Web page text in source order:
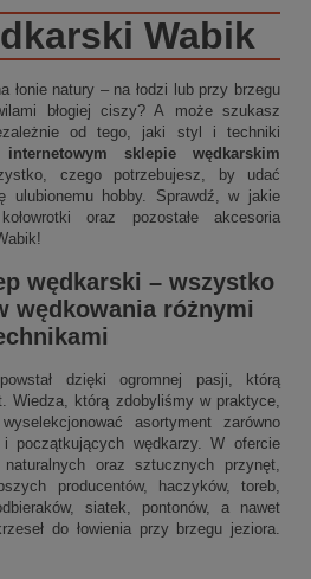
Wabik
łonie natury – na łodzi lub przy brzegu
błogiej ciszy? A może szukasz
od tego, jaki styl i techniki
internetowym sklepie wędkarskim
czego potrzebujesz, by udać
ulubionemu hobby. Sprawdź, w jakie
oraz pozostałe akcesoria
wędkarski – wszystko
wędkowania różnymi
dzięki ogromnej pasji, którą
Wiedza, którą zdobyliśmy w praktyce,
asortyment zarówno
początkujących wędkarzy. W ofercie
oraz sztucznych przynęt,
producentów, haczyków, toreb,
siatek, pontonów, a nawet
do łowienia przy brzegu jeziora.